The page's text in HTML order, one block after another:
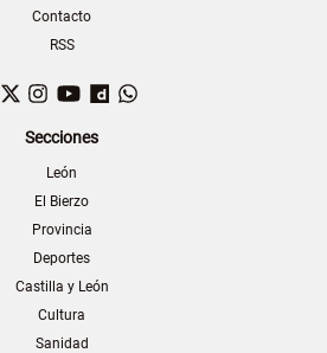
Contacto
RSS
Facebook
TwitterInstagram
YouTubeDailymotion
Secciones
León
El Bierzo
Provincia
Deportes
Castilla y León
Cultura
Sanidad